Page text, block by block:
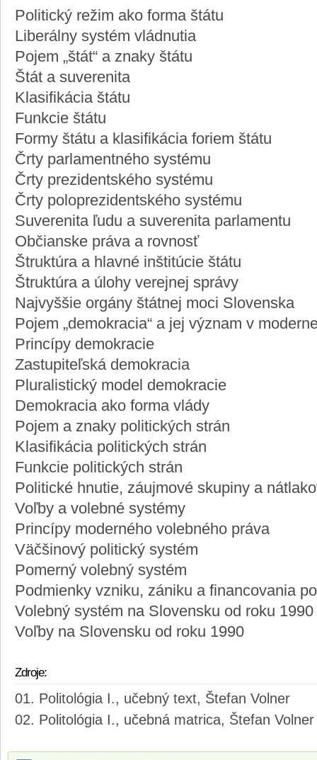
Politický režim ako forma štátu
Liberálny systém vládnutia
Pojem „štát“ a znaky štátu
Štát a suverenita
Klasifikácia štátu
Funkcie štátu
Formy štátu a klasifikácia foriem štátu
Črty parlamentného systému
Črty prezidentského systému
Črty poloprezidentského systému
Suverenita ľudu a suverenita parlamentu
Občianske práva a rovnosť
Štruktúra a hlavné inštitúcie štátu
Štruktúra a úlohy verejnej správy
Najvyššie orgány štátnej moci Slovenska
Pojem „demokracia“ a jej význam v
Princípy demokracie
Zastupiteľská demokracia
Pluralistický model demokracie
Demokracia ako forma vlády
Pojem a znaky politických strán
Klasifikácia politických strán
Funkcie politických strán
Politické hnutie, záujmové skupiny a
Voľby a volebné systémy
Princípy moderného volebného práva
Väčšinový politický systém
Pomerný volebný systém
Podmienky vzniku, zániku a financovania
Volebný systém na Slovensku od roku 1990
Voľby na Slovensku od roku 1990
Zdroje:
Politológia I., učebný text, Štefan Volner
Politológia I., učebná matrica, Štefan Volner